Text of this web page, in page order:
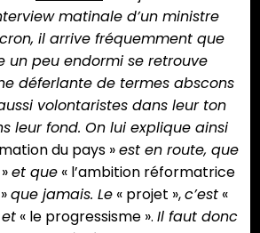
matinale d’un ministre
il arrive fréquemment que
un peu endormi se retrouve
déferlante de termes abscons
volontaristes dans leur ton
leur fond. On lui explique ainsi
du pays »est en route, que
et que « l’ambition réformatrice
que jamais. Le « projet »,c’est «
et « le progressisme ». Il faut donc